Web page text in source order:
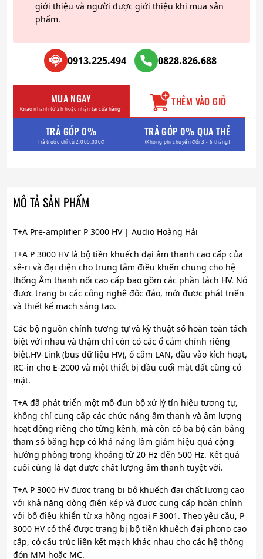
giới thiệu và người được giới thiệu khi mua sản
phẩm.
0913.225.494 0828.826.688
MUA NGAY
(Giao nhanh từ 2h hoặc nhận tại cửa hàng) THÊM VÀO GIỎ
TRẢ GÓP 0%
Trả trước chỉ từ 2.000.000đ
TRẢ GÓP 0% QUA THẺ
(Không phí chuyển đổi 3 - 6 tháng)
MÔ TẢ SẢN PHẨM
T+A Pre-amplifier P 3000 HV | Audio Hoàng Hải
T+A P 3000 HV là bộ tiền khuếch đại âm thanh cao cấp của
sê-ri và đại diện cho trung tâm điều khiển chung cho hệ
thống Âm thanh nổi cao cấp bao gồm các phần tách HV. Nó
được trang bị các công nghệ độc đáo, mới được phát triển
và thiết kế mạch sáng tạo.
Các bộ nguồn chính tương tự và kỹ thuật số hoàn toàn tách
biệt với nhau và thậm chí còn có các ổ cắm chính riêng
biệt.HV-Link (bus dữ liệu HV), ổ cắm LAN, đầu vào kích hoạt,
RC-in cho E-2000 và một thiết bị đầu cuối mặt đất cũng có
mặt.
T+A đã phát triển một mô-đun bộ xử lý tín hiệu tương tự,
không chỉ cung cấp các chức năng âm thanh và âm lượng
hoạt động riêng cho từng kênh, mà còn có ba bộ cân bằng
tham số băng hẹp có khả năng làm giảm hiệu quả cộng
hưởng phòng trong khoảng từ 20 Hz đến 500 Hz. Kết quả
cuối cùng là đạt được chất lượng âm thanh tuyệt vời.
T+A P 3000 HV được trang bị bộ khuếch đại chất lượng cao
với khả năng dòng điện kép và được cung cấp hoàn chỉnh
với bộ điều khiển từ xa hồng ngoại F 3001. Theo yêu cầu, P
3000 HV có thể được trang bị bộ tiền khuếch đại phono cao
cấp, có cấu trúc liên kết mạch khác nhau cho các hệ thống
đón MM hoặc MC.